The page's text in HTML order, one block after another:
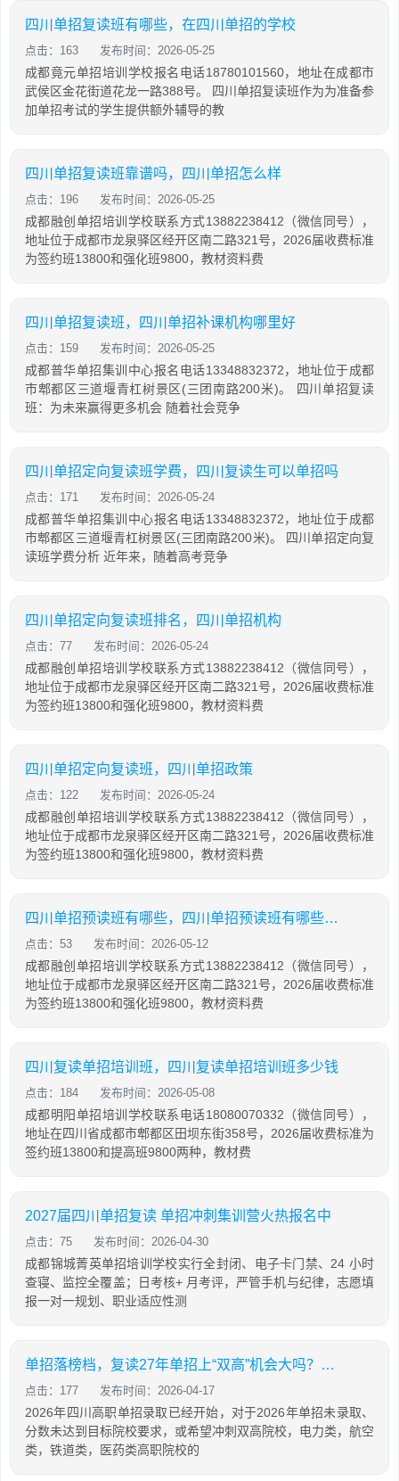
四川单招复读班有哪些，在四川单招的学校
点击：163 发布时间：2026-05-25
成都竟元单招培训学校报名电话18780101560，地址在成都市
武侯区金花街道花龙一路388号。 四川单招复读班作为为准备参
加单招考试的学生提供额外辅导的教
四川单招复读班靠谱吗，四川单招怎么样
点击：196 发布时间：2026-05-25
成都融创单招培训学校联系方式13882238412（微信同号），
地址位于成都市龙泉驿区经开区南二路321号，2026届收费标准
为签约班13800和强化班9800，教材资料费
四川单招复读班，四川单招补课机构哪里好
点击：159 发布时间：2026-05-25
成都普华单招集训中心报名电话13348832372，地址位于成都
市郫都区三道堰青杠树景区(三团南路200米)。 四川单招复读
班：为未来赢得更多机会 随着社会竞争
四川单招定向复读班学费，四川复读生可以单招吗
点击：171 发布时间：2026-05-24
成都普华单招集训中心报名电话13348832372，地址位于成都
市郫都区三道堰青杠树景区(三团南路200米)。 四川单招定向复
读班学费分析 近年来，随着高考竞争
四川单招定向复读班排名，四川单招机构
点击：77 发布时间：2026-05-24
成都融创单招培训学校联系方式13882238412（微信同号），
地址位于成都市龙泉驿区经开区南二路321号，2026届收费标准
为签约班13800和强化班9800，教材资料费
四川单招定向复读班，四川单招政策
点击：122 发布时间：2026-05-24
成都融创单招培训学校联系方式13882238412（微信同号），
地址位于成都市龙泉驿区经开区南二路321号，2026届收费标准
为签约班13800和强化班9800，教材资料费
四川单招预读班有哪些，四川单招预读班有哪些科目
点击：53 发布时间：2026-05-12
成都融创单招培训学校联系方式13882238412（微信同号），
地址位于成都市龙泉驿区经开区南二路321号，2026届收费标准
为签约班13800和强化班9800，教材资料费
四川复读单招培训班，四川复读单招培训班多少钱
点击：184 发布时间：2026-05-08
成都明阳单招培训学校联系电话18080070332（微信同号），
地址在四川省成都市郫都区田坝东街358号，2026届收费标准为
签约班13800和提高班9800两种，教材费
2027届四川单招复读 单招冲刺集训营火热报名中
点击：75 发布时间：2026-04-30
成都锦城菁英单招培训学校实行全封闭、电子卡门禁、24 小时
查寝、监控全覆盖；日考核+ 月考评，严管手机与纪律，志愿填
报一对一规划、职业适应性测
单招落榜档，复读27年单招上“双高”机会大吗？成都单招培训机构推荐
点击：177 发布时间：2026-04-17
2026年四川高职单招录取已经开始，对于2026年单招未录取、
分数未达到目标院校要求，或希望冲刺双高院校，电力类，航空
类，铁道类，医药类高职院校的